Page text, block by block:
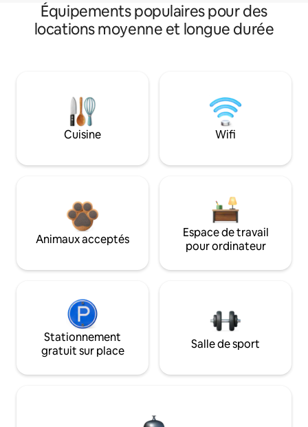
Équipements populaires pour des
locations moyenne et longue durée
Cuisine Wifi
Animaux acceptés
Espace de travail
pour ordinateur
Stationnement
gratuit sur place
Salle de sport